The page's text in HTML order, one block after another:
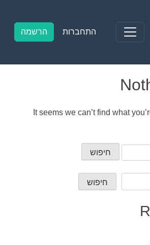
התחברות הרשמה
It seems we can’t find what
חיפוש